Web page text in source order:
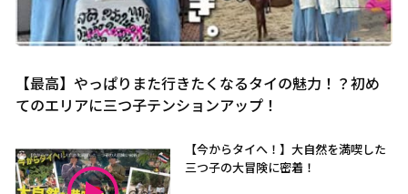
【最高】やっぱりまた行きたくなるタイの魅力！？初め
てのエリアに三つ子テンションアップ！
【今からタイへ！】大自然を満喫した
三つ子の大冒険に密着！